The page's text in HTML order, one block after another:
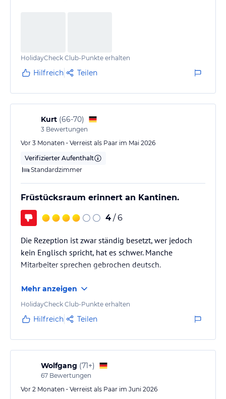
HolidayCheck Club-Punkte erhalten
Hilfreich Teilen
Kurt (66-70)
3 Bewertungen
Vor 3 Monaten • Verreist als Paar im Mai 2026
Verifizierter Aufenthalt
Standardzimmer
Früstücksraum erinnert an Kantinen.
4 / 6
Die Rezeption ist zwar ständig besetzt, wer jedoch
kein Englisch spricht, hat es schwer. Manche
Mitarbeiter sprechen gebrochen deutsch.
Mehr anzeigen
HolidayCheck Club-Punkte erhalten
Hilfreich Teilen
Wolfgang (71+)
67 Bewertungen
Vor 2 Monaten • Verreist als Paar im Juni 2026